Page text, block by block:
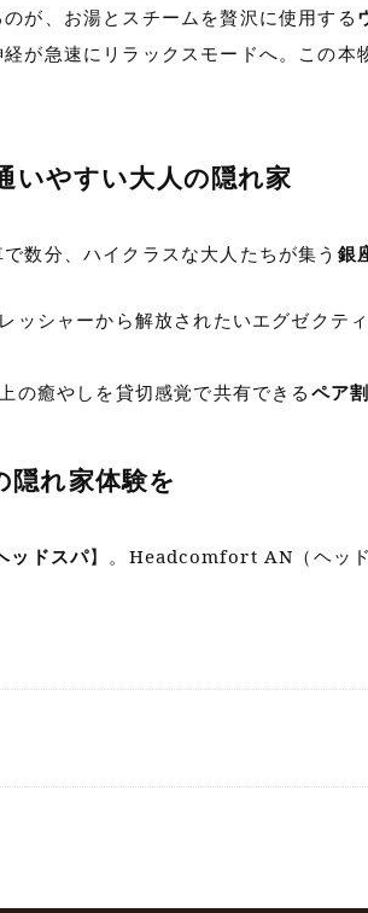
が、お湯とスチームを贅沢に使用する
が急速にリラックスモードへ。この本
いやすい大人の隠れ家
数分、ハイクラスな大人たちが集う 銀
ッシャーから解放されたいエグゼクテ
の癒やしを貸切感覚で共有できる ペア
隠れ家体験を
ッドスパ】。Headcomfort AN（ヘッ